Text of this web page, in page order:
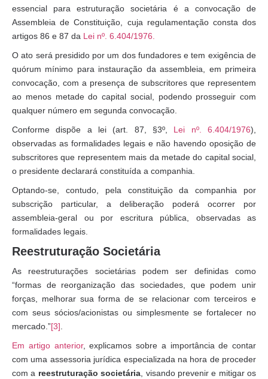
essencial para estruturação societária é a convocação de
Assembleia de Constituição, cuja regulamentação consta dos
artigos 86 e 87 da Lei nº. 6.404/1976.
O ato será presidido por um dos fundadores e tem exigência de
quórum mínimo para instauração da assembleia, em primeira
convocação, com a presença de subscritores que representem
ao menos metade do capital social, podendo prosseguir com
qualquer número em segunda convocação.
Conforme dispõe a lei (art. 87, §3º, Lei nº. 6.404/1976),
observadas as formalidades legais e não havendo oposição de
subscritores que representem mais da metade do capital social,
o presidente declarará constituída a companhia.
Optando-se, contudo, pela constituição da companhia por
subscrição particular, a deliberação poderá ocorrer por
assembleia-geral ou por escritura pública, observadas as
formalidades legais.
Reestruturação Societária
As reestruturações societárias podem ser definidas como
“formas de reorganização das sociedades, que podem unir
forças, melhorar sua forma de se relacionar com terceiros e
com seus sócios/acionistas ou simplesmente se fortalecer no
mercado.”[3]
Em artigo anterior, explicamos sobre a importância de contar
com uma assessoria jurídica especializada na hora de proceder
com a reestruturação societária , visando prevenir e mitigar os